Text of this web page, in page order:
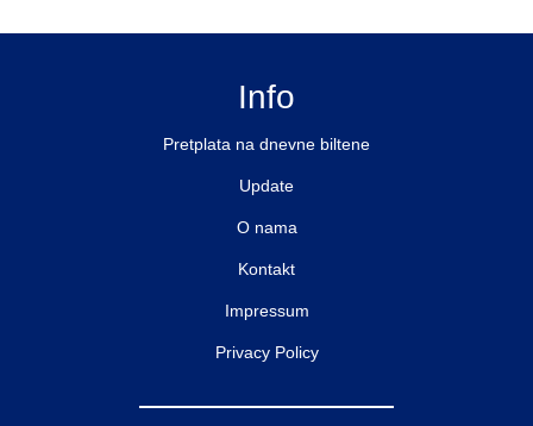
Info
Pretplata na dnevne biltene
Update
O nama
Kontakt
Impressum
Privacy Policy